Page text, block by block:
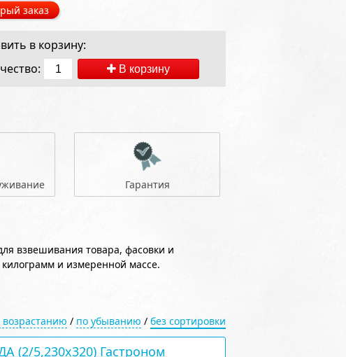
заказ
в корзину:
В корзину
Гарантия
взвешивания товара, фасовки и
и измеренной массе.
возрастанию / по убыванию / без сортировки
(2/5,230х320) Гастроном